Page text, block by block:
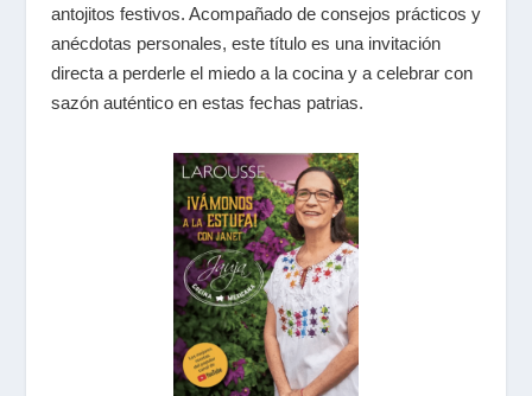
antojitos festivos. Acompañado de consejos prácticos y
anécdotas personales, este título es una invitación
directa a perderle el miedo a la cocina y a celebrar con
sazón auténtico en estas fechas patrias.